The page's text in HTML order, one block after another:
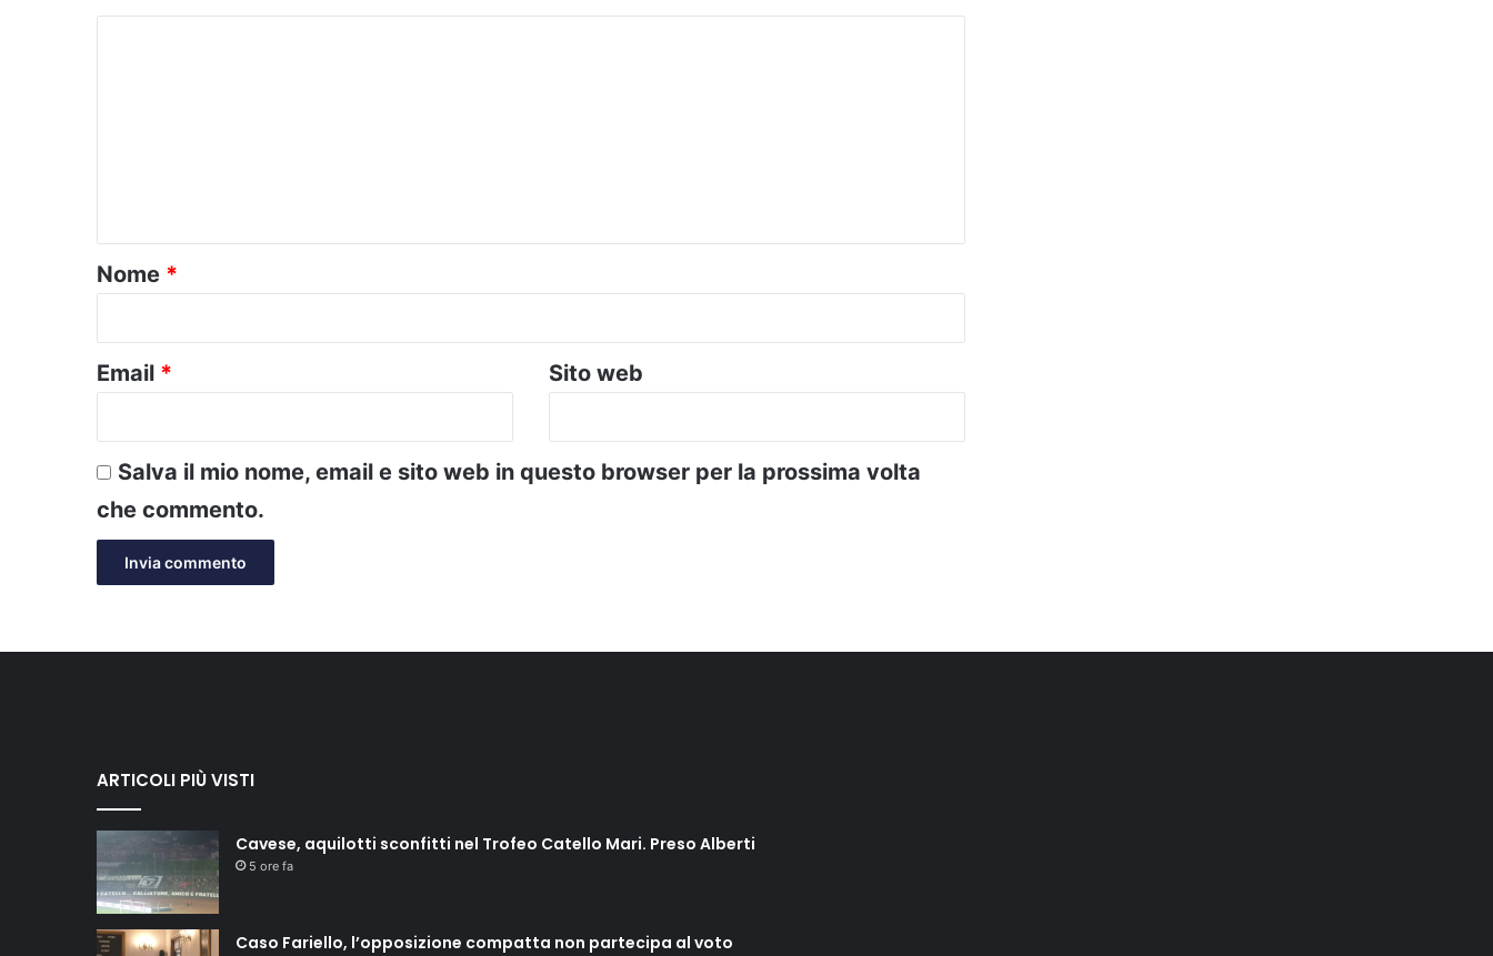
o
*
Nome *
Email * Sito web
Salva il mio nome, email e sito web in questo browser per la prossima volta
che commento.
ARTICOLI PIÙ VISTI
Cavese, aquilotti sconfitti nel Trofeo Catello Mari. Preso Alberti
5 ore fa
Caso Fariello, l’opposizione compatta non partecipa al voto